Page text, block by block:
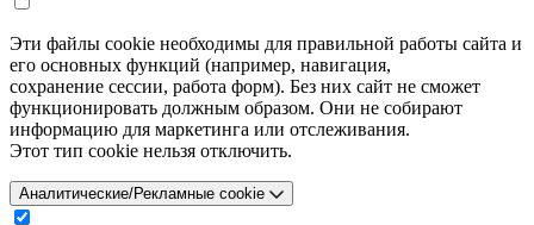
Эти файлы cookie необходимы для правильной работы сайта и
его основных функций (например, навигация,
сохранение сессии, работа форм). Без них сайт не сможет
функционировать должным образом. Они не собирают
информацию для маркетинга или отслеживания.
Этот тип cookie нельзя отключить.
Аналитические/Рекламные cookie